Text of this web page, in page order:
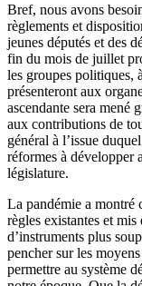
Bref, nous avons
règlements et
jeunes députés et des
fin du mois de juillet
les groupes politiques,
présenteront aux
ascendante sera mené
aux contributions de
général à l’issue
réformes à développer
législature.
La pandémie a montré
règles existantes et
d’instruments plus
pencher sur les
permettre au système